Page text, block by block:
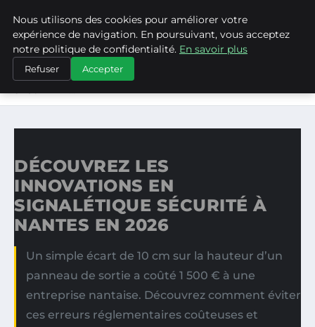
ASVPP
ACCUEIL
DÉCOUVREZ LES INNOVATIONS EN SIGNALÉTIQUE
DÉCOUVREZ LES
INNOVATIONS EN
SIGNALÉTIQUE SÉCURITÉ À
NANTES EN 2026
Un simple écart de 10 cm sur la hauteur d’un
panneau de sortie a coûté 1 500 € à une
entreprise nantaise. Découvrez comment éviter
ces erreurs réglementaires coûteuses et
Nous utilisons des cookies pour améliorer votre
expérience de navigation. En poursuivant, vous acceptez
notre politique de confidentialité. En savoir plus
Refuser Accepter